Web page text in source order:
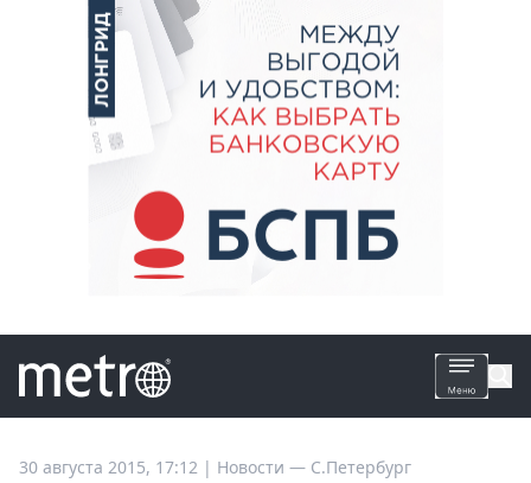
Все
30 августа 2015, 17:12 | Новости — С.Петербург